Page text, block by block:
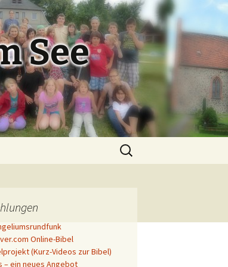
See
Suchen
nach:
Online-Bibel
(Kurz-Videos zur Bibel)
– ein neues Angebot